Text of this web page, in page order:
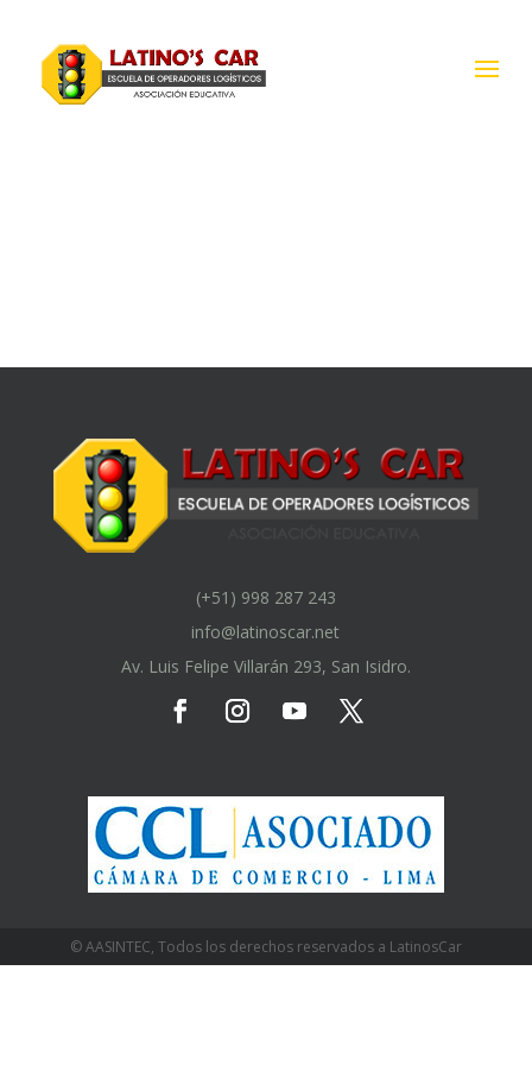
(+51) 998 287 243
info@latinoscar.net
Av. Luis Felipe Villarán 293, San Isidro.
© AASINTEC, Todos los derechos reservados a LatinosCar